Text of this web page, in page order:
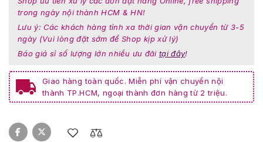
trong ngày nội thành HCM & HN!
Lưu ý: Các khách hàng tỉnh xa thời gian vận chuyển từ 3-5
ngày (Vui lòng đặt sớm để Shop kịp xử lý)
Báo giá sỉ số lượng lớn nhiều ưu đãi tại đây!
Giao hàng toàn quốc. Miễn phí vận chuyển nội
thành TP.HCM, ngoại thành đơn hàng từ 2 triệu.